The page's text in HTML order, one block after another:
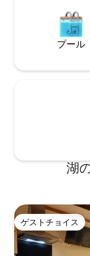
プール
湖
ゲストチョイス
ゲストチョイス